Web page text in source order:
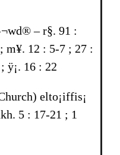
– r§. 91 :
m¥. 12 : 5-7 ; 27 :
ÿ¡. 16 : 22
elto¡iffis¡
5 : 17-21 ; 1